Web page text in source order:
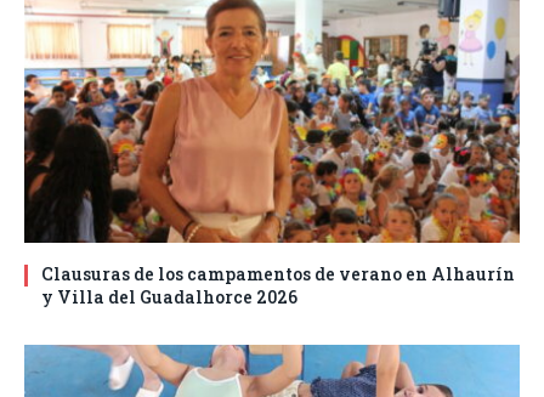
Clausuras de los campamentos de verano en Alhaurín
y Villa del Guadalhorce 2026